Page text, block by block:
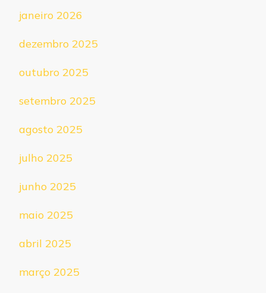
janeiro 2026
dezembro 2025
outubro 2025
setembro 2025
agosto 2025
julho 2025
junho 2025
maio 2025
abril 2025
março 2025